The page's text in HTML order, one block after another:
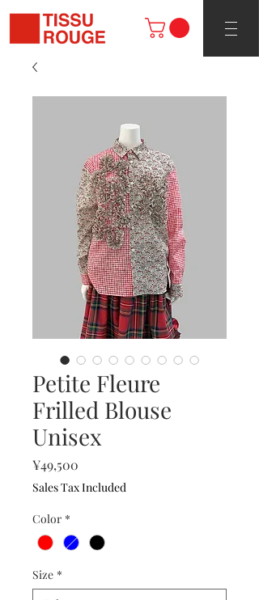
Petite Fleure
Frilled Blouse
Unisex
¥49,500
Sales Tax Included
Color *
Size *